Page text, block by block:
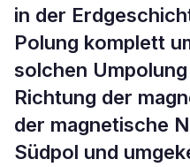
in der
Polung komplett
solchen
Richtung der
der magnetische
Südpol und